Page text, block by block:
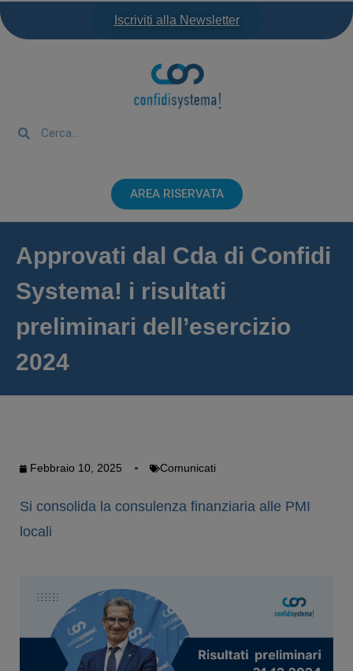
Iscriviti alla Newsletter
AREA RISERVATA
Approvati dal Cda di Confidi
Systema! i risultati
preliminari dell’esercizio
2024
Febbraio 10, 2025 Comunicati
Si consolida la consulenza finanziaria alle PMI
locali